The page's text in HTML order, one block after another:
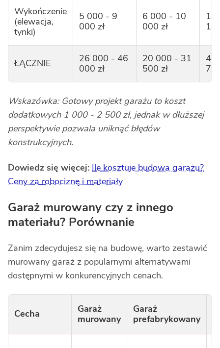
Wykończenie
(elewacja,
tynki)
5 000 - 9
000 zł
6 000 - 10
000 zł
11
19
ŁĄCZNIE
26 000 - 46
000 zł
20 000 - 31
500 zł
46
77
Wskazówka: Gotowy projekt garażu to koszt
dodatkowych 1 000 - 2 500 zł, jednak w dłuższej
perspektywie pozwala uniknąć błędów
konstrukcyjnych.
Dowiedz się więcej: Ile kosztuje budowa garażu?
Ceny za robociznę i materiały
Garaż murowany czy z innego
materiału? Porównanie
Zanim zdecydujesz się na budowę, warto zestawić
murowany garaż z popularnymi alternatywami
dostępnymi w konkurencyjnych cenach.
Cecha
Garaż
murowany
Garaż
prefabrykowany